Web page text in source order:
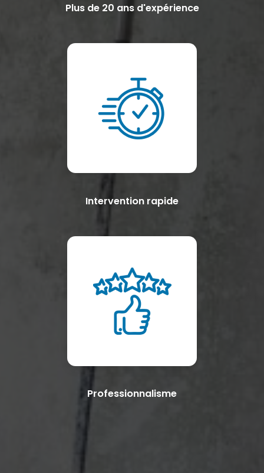
Plus de 20 ans d'expérience
Intervention rapide
Professionnalisme